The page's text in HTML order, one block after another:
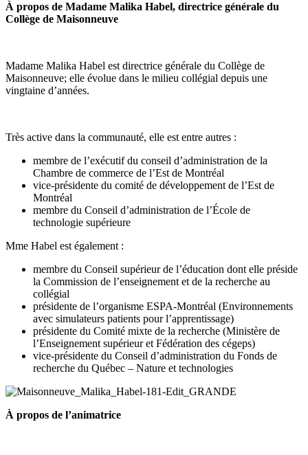
À propos de Madame Malika Habel, directrice générale du
Collège de Maisonneuve
Madame Malika Habel est directrice générale du Collège de
Maisonneuve; elle évolue dans le milieu collégial depuis une
vingtaine d’années.
Très active dans la communauté, elle est entre autres :
membre de l’exécutif du conseil d’administration de la
Chambre de commerce de l’Est de Montréal
vice-présidente du comité de développement de l’Est de
Montréal
membre du Conseil d’administration de l’École de
technologie supérieure
Mme Habel est également :
membre du Conseil supérieur de l’éducation dont elle préside
la Commission de l’enseignement et de la recherche au
collégial
présidente de l’organisme ESPA-Montréal (Environnements
avec simulateurs patients pour l’apprentissage)
présidente du Comité mixte de la recherche (Ministère de
l’Enseignement supérieur et Fédération des cégeps)
vice-présidente du Conseil d’administration du Fonds de
recherche du Québec – Nature et technologies
À propos de l’animatrice